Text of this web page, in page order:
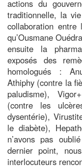
actions du
traditionnelle, la
collaboration entre
qu’Ousmane
ensuite la
exposés des
homologués :
Athiphy (contre la
paludisme),
(contre les
dysentérie),
le diabète),
n’avons pas
dernier point,
interlocuteurs